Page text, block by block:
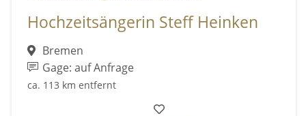
Hochzeitsängerin Steff Heinken
Bremen
Gage: auf Anfrage
ca. 113 km entfernt